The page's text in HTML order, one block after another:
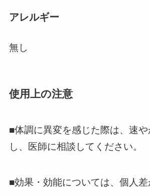
アレルギー
無し
使用上の注意
■体調に異変を感じた際は、速
し、医師に相談してください。
■効果・効能については、個人差